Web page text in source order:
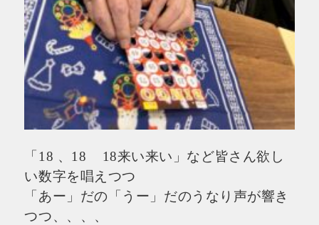
「18 、18 18来い来い」など皆さん欲し
い数字を唱えつつ
「あー」だの「うー」だのうなり声が響き
つつ、、、、